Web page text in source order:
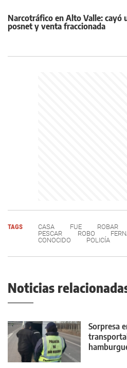
Narcotráfico en Alto Valle: cayó
posnet y venta fraccionada
TAGS CASA FUE ROBAR
PESCAR
ROBO
CONOCIDO
POLICÍA
Noticias
Sorpresa